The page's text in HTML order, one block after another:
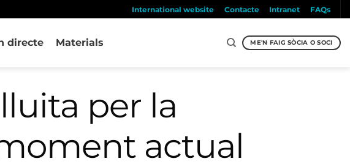
International website Contacte Intranet FAQs
directe Materials ME'N FAIG SÒCIA O SOCI
per la
actual